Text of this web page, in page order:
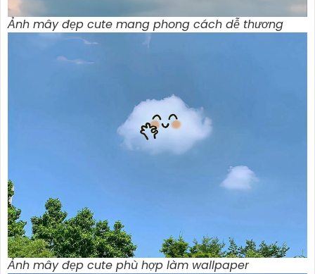
Ảnh mây đẹp cute mang phong cách dễ thương
Ảnh mây đẹp cute phù hợp làm wallpaper